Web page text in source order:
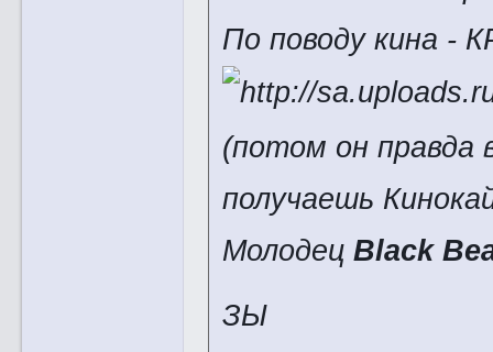
По поводу кина -
(потом он правда
получаешь
МолодецBlack
ЗЫ